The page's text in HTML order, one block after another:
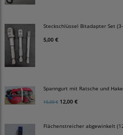
Steckschlüssel Bitadapter Set
5,00 €
Spanngurt mit Ratsche und
15,00 € 12,00 €
Flächenstreicher abgewinkelt